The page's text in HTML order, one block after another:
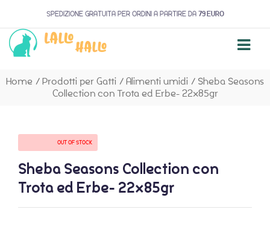
SPEDIZIONE GRATUITA PER ORDINI A PARTIRE DA 79 EURO
Home / Prodotti per Gatti / Alimenti umidi / Sheba Seasons
Collection con Trota ed Erbe- 22x85gr
OUT OF STOCK
Sheba Seasons Collection con
Trota ed Erbe- 22x85gr